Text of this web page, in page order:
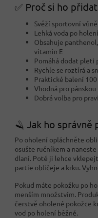
✅ Proč si ho
Svěží sportovní
Lehká voda po
Obsahuje
vitamin E
Pomáhá dodat pleti
Rychle se roztírá a
Praktické balení
Vhodná pro
Dobrá volba pro
🪒 Jak ho správně
Po oholení opláchněte
osušte ručníkem a
dlaní. Poté ji lehce
partie obličeje a krku.
Pokud máte pokožku po
menším množstvím.
čerstvě oholené pokožce
vod po holení běžné.